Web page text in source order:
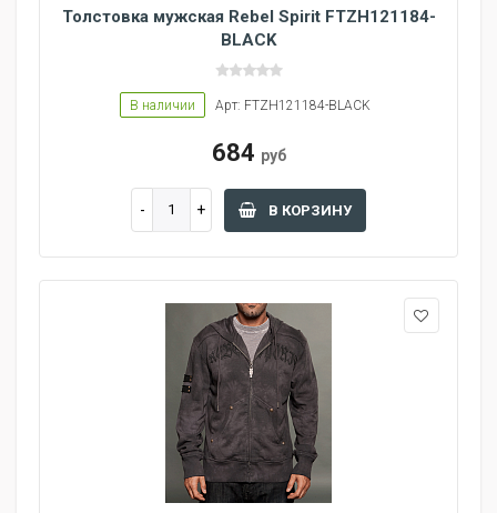
Толстовка мужская Rebel Spirit FTZH121184-
BLACK
В наличии Арт: FTZH121184-BLACK
684 руб
В КОРЗИНУ